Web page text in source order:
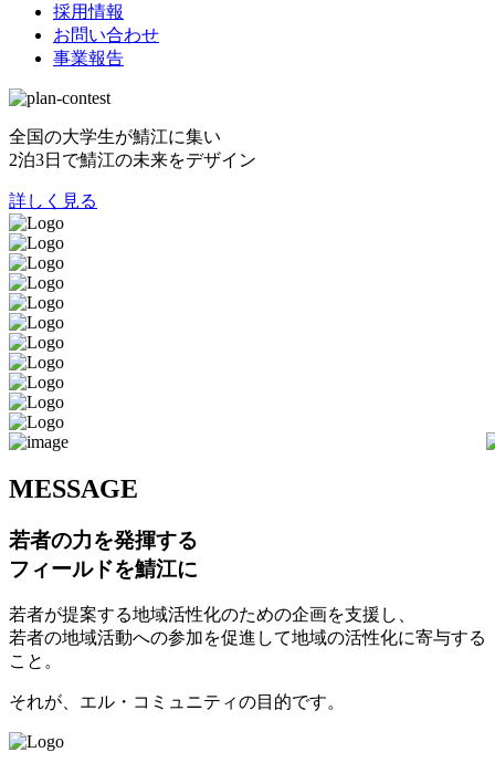
採用情報
お問い合わせ
事業報告
全国の大学生が鯖江に集い
2泊3日で鯖江の未来をデザイン
詳しく見る
MESSAGE
若者の力を発揮する
フィールドを鯖江に
若者が提案する地域活性化のための企画を支援し、
若者の地域活動への参加を促進して地域の活性化に寄与する
こと。
それが、エル・コミュニティの目的です。